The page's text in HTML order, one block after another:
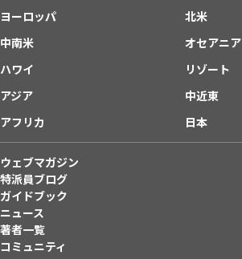
ヨーロッパ
北米
中南米
オセアニア
ハワイ
リゾート
アジア
中近東
アフリカ
日本
ウェブマガジン
特派員ブログ
ガイドブック
ニュース
著者一覧
コミュニティ